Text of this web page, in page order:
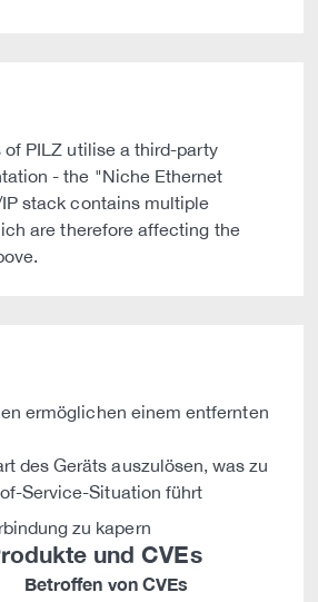
PILZ utilise a third-party
- the "Niche Ethernet
stack contains multiple
are therefore affecting the
ermöglichen einem entfernten
des Geräts auszulösen, was zu
Service-Situation führt
zu kapern
und CVEs
Betroffen von CVEs